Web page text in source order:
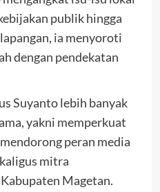
publik hingga
ia menyoroti
dengan pendekatan
Suyanto lebih banyak
yakni memperkuat
peran media
mitra
Magetan.